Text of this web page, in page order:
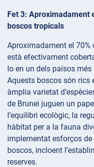
Fet 3: Aproximadament
boscos tropicals
Aproximadament el 70%
està efectivament
lo en un dels països
Aquests boscos són rics
àmplia varietat
de Brunei juguen un
l’equilibri ecològic, la
hàbitat per a la fauna
implementat esforços
boscos, incloent
reserves.